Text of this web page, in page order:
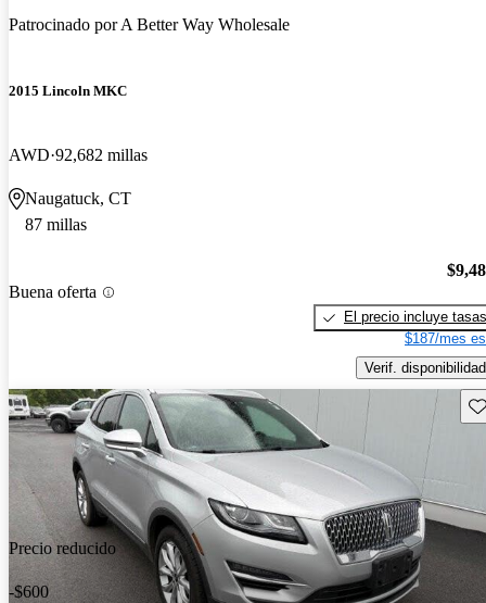
Patrocinado porA Better Way Wholesale
2015 Lincoln MKC
AWD 92,682 millas
Naugatuck, CT
87 millas
Buena oferta
El precio incluye tasas
$187/mes
Verif. disponibilidad
Precio reducido
-$600